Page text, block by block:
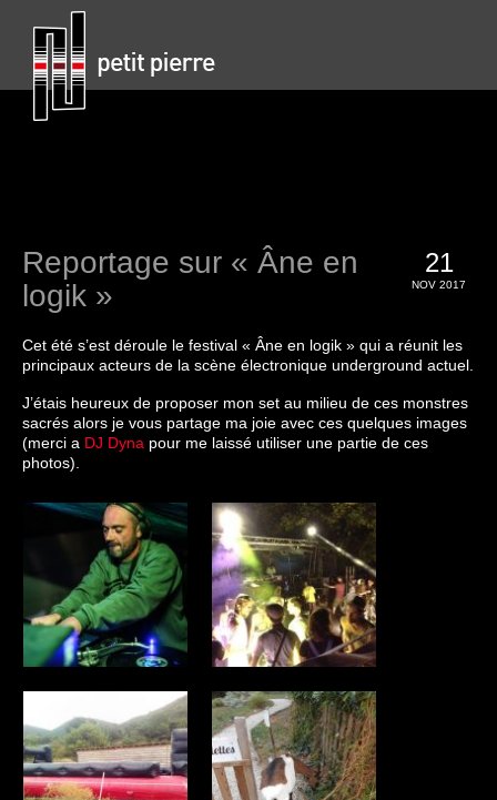
21
NOV 2017
Reportage sur « Âne en
logik »
Cet été s’est déroule le festival « Âne en logik » qui a réunit les
principaux acteurs de la scène électronique underground actuel.
J’étais heureux de proposer mon set au milieu de ces monstres
sacrés alors je vous partage ma joie avec ces quelques images
(merci a DJ Dyna pour me laissé utiliser une partie de ces
photos).